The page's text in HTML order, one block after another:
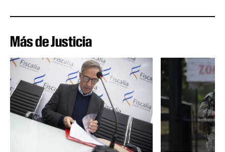
Más de Justicia